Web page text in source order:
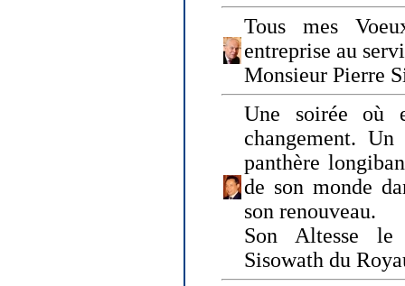
Tous mes
entreprise au
Monsieur Pierre
Une soirée où
changement.
panthère
de son monde
son renouveau.
Son Altesse le
Sisowath du